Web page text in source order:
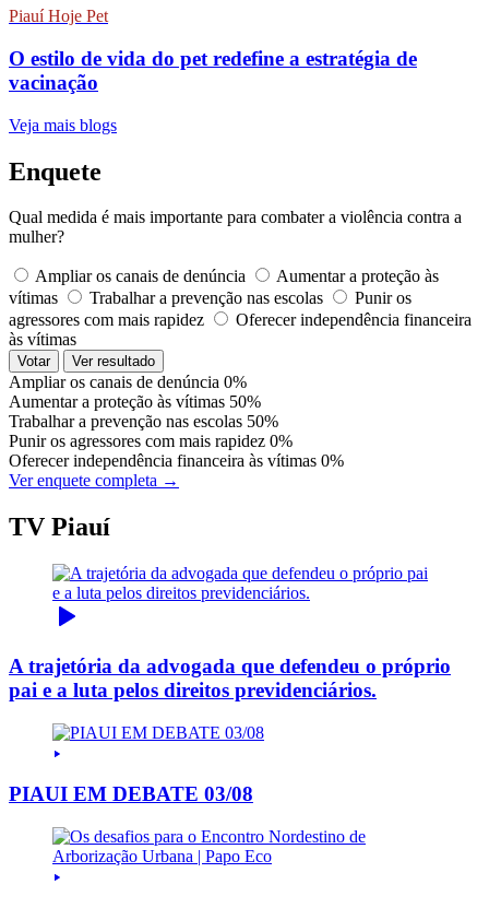
Piauí Hoje Pet
O estilo de vida do pet redefine a estratégia de
vacinação
Veja mais blogs
Enquete
Qual medida é mais importante para combater a violência contra a
mulher?
Ampliar os canais de denúncia
Aumentar a proteção às
vítimas
Trabalhar a prevenção nas escolas
Punir os
agressores com mais rapidez
Oferecer independência financeira
às vítimas
Votar Ver resultado
Ampliar os canais de denúncia 0%
Aumentar a proteção às vítimas 50%
Trabalhar a prevenção nas escolas 50%
Punir os agressores com mais rapidez 0%
Oferecer independência financeira às vítimas 0%
Ver enquete completa →
TV Piauí
A trajetória da advogada que defendeu o próprio
pai e a luta pelos direitos previdenciários.
PIAUI EM DEBATE 03/08